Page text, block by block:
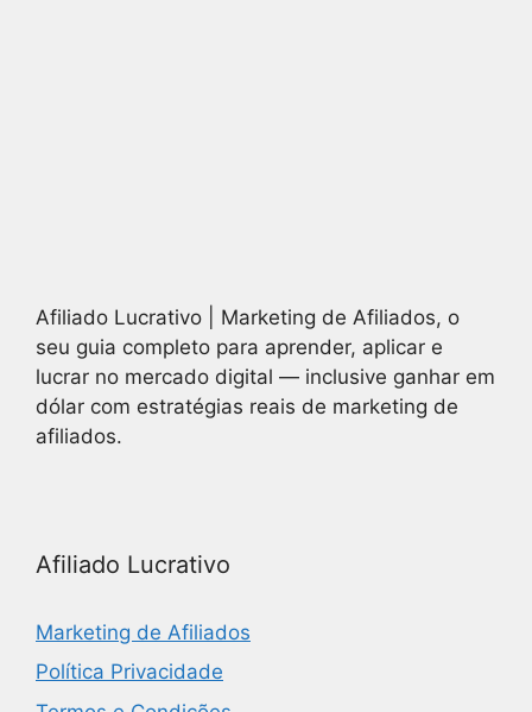
Afiliado Lucrativo | Marketing de Afiliados, o
seu guia completo para aprender, aplicar e
lucrar no mercado digital — inclusive ganhar em
dólar com estratégias reais de marketing de
afiliados.
Afiliado Lucrativo
Marketing de Afiliados
Política Privacidade